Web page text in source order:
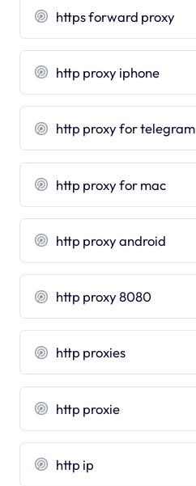
https forward proxy
http proxy iphone
http proxy for telegram
http proxy for mac
http proxy android
http proxy 8080
http proxies
http proxie
http ip